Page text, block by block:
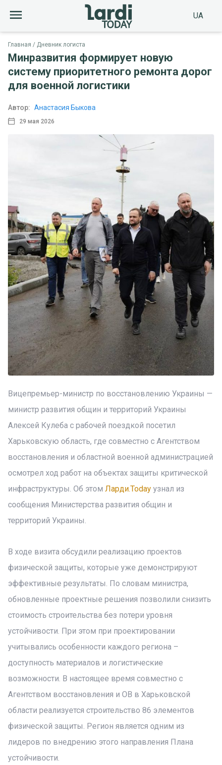
UA
Главная Дневник логиста
Минразвития формирует новую
систему приоритетного ремонта дорог
для военной логистики
29 мая 2026
Автор: Анастасия Быкова
Вицепремьер-министр по восстановлению Украины —
министр развития общин и территорий Украины
Алексей Кулеба с рабочей поездкой посетил
Харьковскую область, где совместно с Агентством
восстановления и областной военной администрацией
осмотрел ход работ на объектах защиты критической
инфраструктуры. Об этом Ларди.Today узнал из
сообщения Министерства развития общин и
территорий Украины.
В ходе визита обсудили реализацию проектов
физической защиты, которые уже демонстрируют
эффективные результаты. По словам министра,
обновленные проектные решения позволили снизить
стоимость строительства без потери уровня
устойчивости. При этом при проектировании
учитывались особенности каждого региона –
доступность материалов и логистические
возможности. В настоящее время совместно с
Агентством восстановления и ОВ в Харьковской
области реализуется строительство 86 элементов
физической защиты. Регион является одним из
лидеров по внедрению этого направления Плана
устойчивости.